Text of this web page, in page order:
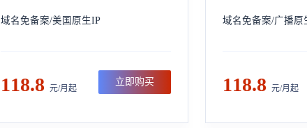
域名免备案/美国原生IP
118.8 元/月起
立即购买
域名免备案/广播原
118.8元/月起